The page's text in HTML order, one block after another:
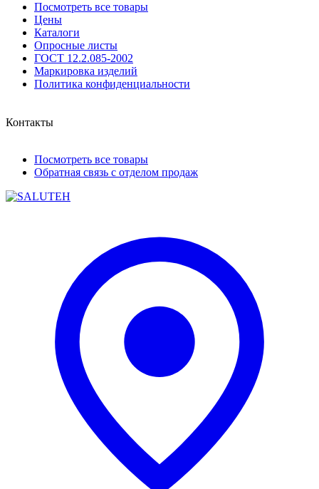
Посмотреть все товары
Цены
Каталоги
Опросные листы
ГОСТ 12.2.085-2002
Маркировка изделий
Политика конфиденциальности
Контакты
Посмотреть все товары
Обратная связь с отделом продаж